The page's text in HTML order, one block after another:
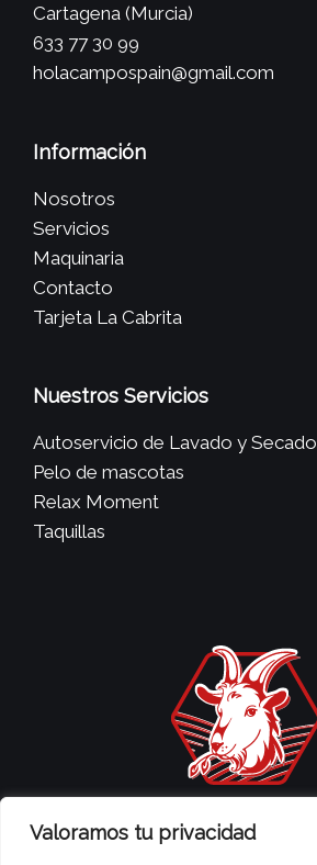
Valoramos tu privacidad
Cartagena (Murcia)
633 77 30 99
holacampospain@gmail.com
Información
Nosotros
Servicios
Maquinaria
Contacto
Tarjeta La Cabrita
Nuestros Servicios
Autoservicio de Lavado y Secado
Pelo de mascotas
Relax Moment
Taquillas